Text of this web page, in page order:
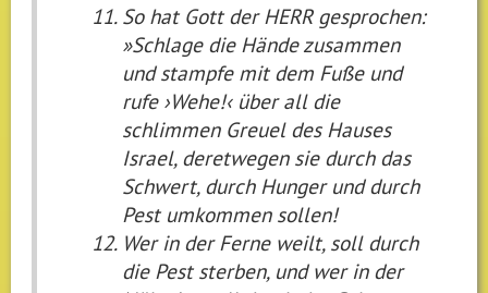
So hat Gott der HERR gesprochen:
»Schlage die Hände zusammen
und stampfe mit dem Fuße und
rufe ›Wehe!‹ über all die
schlimmen Greuel des Hauses
Israel, deretwegen sie durch das
Schwert, durch Hunger und durch
Pest umkommen sollen!
Wer in der Ferne weilt, soll durch
die Pest sterben, und wer in der